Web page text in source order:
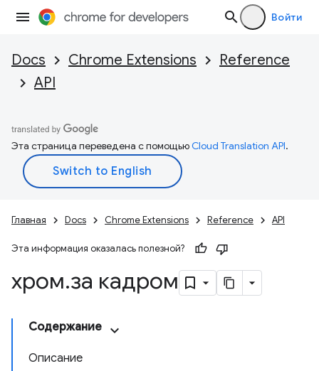
Войти
Docs Chrome Extensions
Reference
API
Эта страница переведена с помощьюCloud Translation API.
Главная Docs Chrome Extensions Reference API
Эта информация оказалась полезной?
хром.за кадром
Содержание
Описание